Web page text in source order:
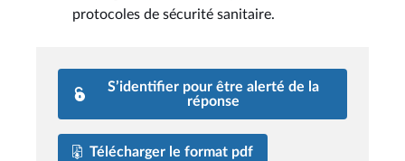
protocoles de sécurité sanitaire.
S’identifier pour être alerté de la
réponse
Télécharger le format pdf